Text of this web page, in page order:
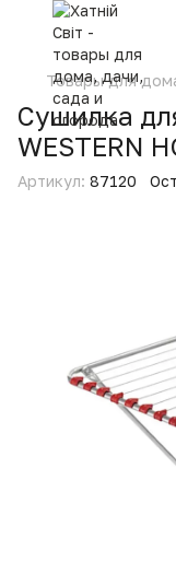
Товары для
Сушилка
WESTERN
Артикул: 87120